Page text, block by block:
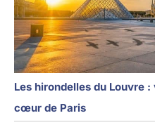
Les hirondelles du Louvre
cœur de Paris